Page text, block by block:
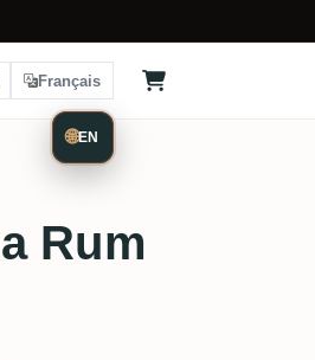
Français
Rum
🌐EN